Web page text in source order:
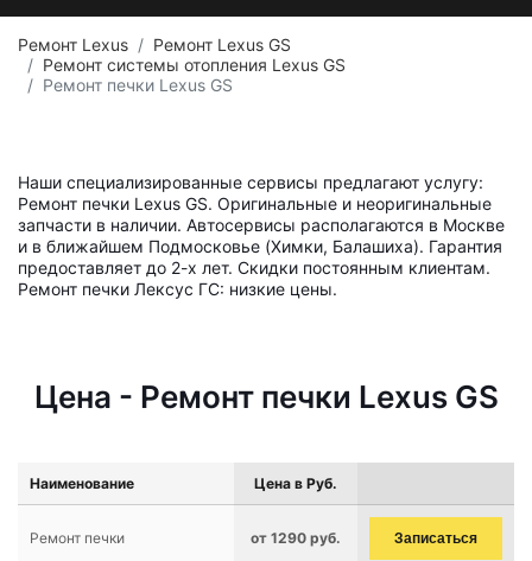
Ремонт Lexus
Ремонт Lexus GS
Ремонт системы отопления Lexus GS
Ремонт печки Lexus GS
Наши специализированные сервисы предлагают услугу:
Ремонт печки Lexus GS. Оригинальные и неоригинальные
запчасти в наличии. Автосервисы располагаются в Москве
и в ближайшем Подмосковье (Химки, Балашиха). Гарантия
предоставляет до 2-х лет. Скидки постоянным клиентам.
Ремонт печки Лексус ГС: низкие цены.
Цена - Ремонт печки Lexus GS
Наименование Цена в Руб.
Ремонт печки от 1290 руб. Записаться